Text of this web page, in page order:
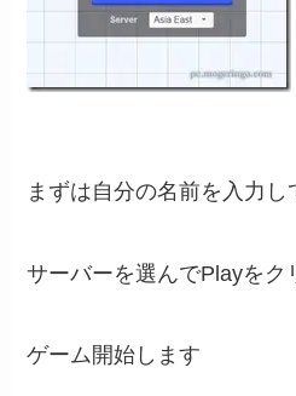
まずは自分の名前を入力し
サーバーを選んでPlayをク
ゲーム開始します